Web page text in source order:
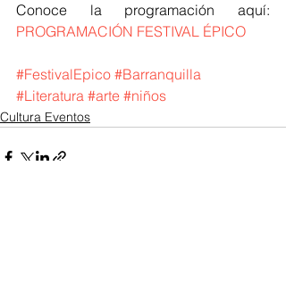
PROGRAMACIÓN FESTIVAL ÉPICO
#FestivalEpico #Barranquilla
#Literatura #arte #niños
Cultura Eventos